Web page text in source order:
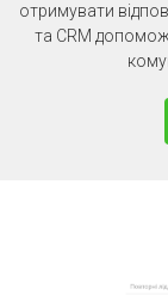
отримувати
та CRM